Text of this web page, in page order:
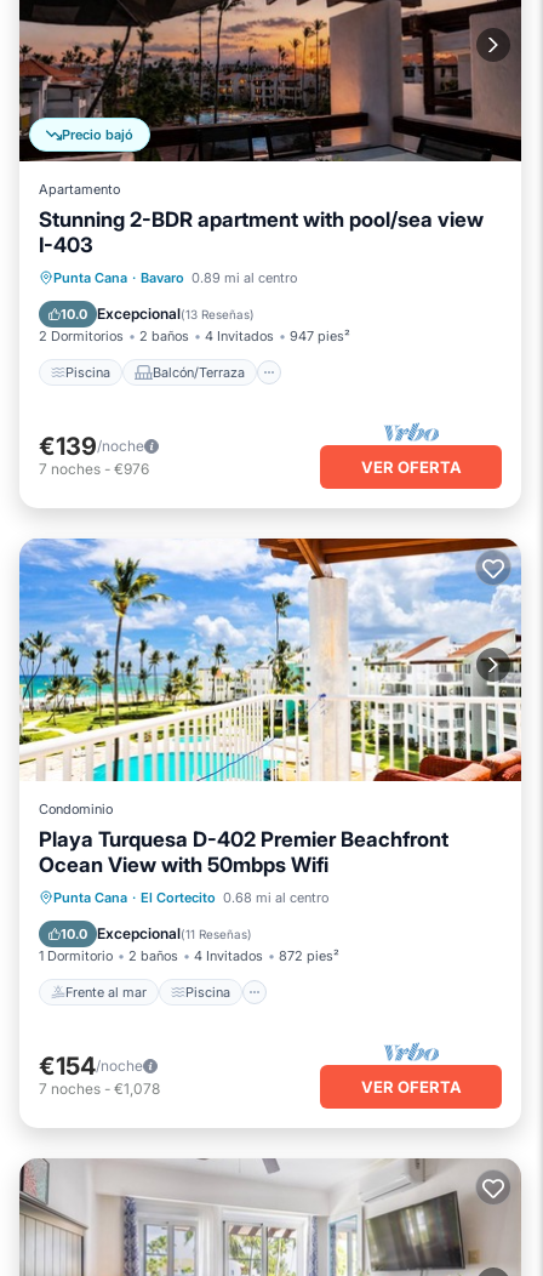
Precio bajó
Apartamento
Stunning 2-BDR apartment with pool/sea view
I-403
Punta Cana · Bavaro 0.89 mi al centro
10.0 Excepcional(13 Reseñas)
2 Dormitorios 2 baños 4 Invitados 947 pies²
Piscina Balcón/Terraza
Piscina Balcón/Terraza
Aire acondicionado
€139/noche
7 noches - €976 VER OFERTA
Condominio
Playa Turquesa D-402 Premier Beachfront
Ocean View with 50mbps Wifi
Punta Cana · El Cortecito 0.68 mi al centro
10.0 Excepcional(11 Reseñas)
1 Dormitorio 2 baños 4 Invitados 872 pies²
Frente al mar Piscina
Frente al mar Piscina
Balcón/Terraza
€154/noche
7 noches - €1,078 VER OFERTA